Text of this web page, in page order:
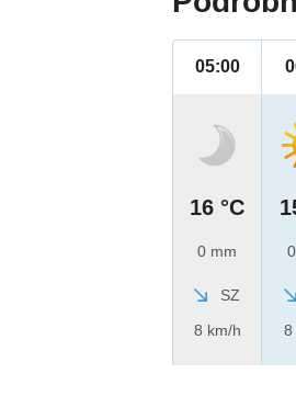
05:00
16 °C
0 mm
SZ
8 km/h
8